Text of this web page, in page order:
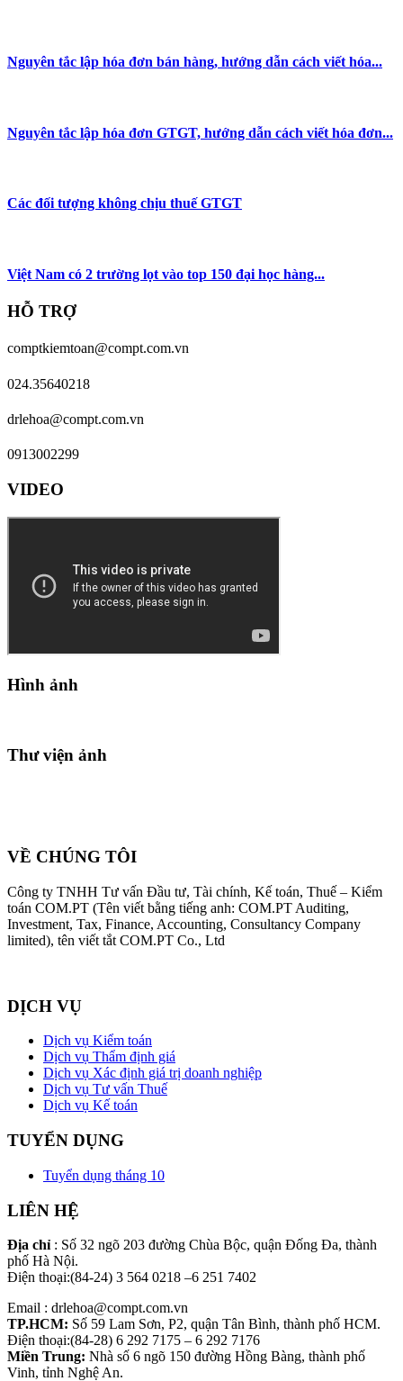
Nguyên tắc lập hóa đơn bán hàng, hướng dẫn cách viết hóa...
Nguyên tắc lập hóa đơn GTGT, hướng dẫn cách viết hóa đơn...
Các đối tượng không chịu thuế GTGT
Việt Nam có 2 trường lọt vào top 150 đại học hàng...
HỖ TRỢ
comptkiemtoan@compt.com.vn
024.35640218
drlehoa@compt.com.vn
0913002299
VIDEO
Hình ảnh
Thư viện ảnh
VỀ CHÚNG TÔI
Công ty TNHH Tư vấn Đầu tư, Tài chính, Kế toán, Thuế – Kiểm
toán COM.PT (Tên viết bằng tiếng anh: COM.PT Auditing,
Investment, Tax, Finance, Accounting, Consultancy Company
limited), tên viết tắt COM.PT Co., Ltd
DỊCH VỤ
Dịch vụ Kiểm toán
Dịch vụ Thẩm định giá
Dịch vụ Xác định giá trị doanh nghiệp
Dịch vụ Tư vấn Thuế
Dịch vụ Kế toán
TUYỂN DỤNG
Tuyển dụng tháng 10
LIÊN HỆ
Địa chỉ : Số 32 ngõ 203 đường Chùa Bộc, quận Đống Đa, thành
phố Hà Nội.
Điện thoại:(84-24) 3 564 0218 –6 251 7402
Email : drlehoa@compt.com.vn
TP.HCM: Số 59 Lam Sơn, P2, quận Tân Bình, thành phố HCM.
Điện thoại:(84-28) 6 292 7175 – 6 292 7176
Miền Trung: Nhà số 6 ngõ 150 đường Hồng Bàng, thành phố
Vinh, tỉnh Nghệ An.